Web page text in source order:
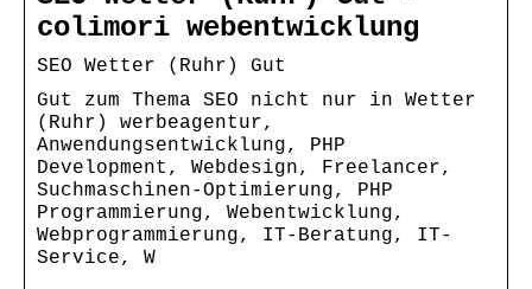
colimori webentwicklung
SEO Wetter (Ruhr) Gut
Gut zum Thema SEO nicht nur in Wetter
(Ruhr) werbeagentur,
Anwendungsentwicklung, PHP
Development, Webdesign, Freelancer,
Suchmaschinen-Optimierung, PHP
Programmierung, Webentwicklung,
Webprogrammierung, IT-Beratung, IT-
Service, W